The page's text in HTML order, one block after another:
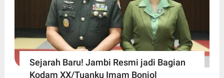
Sejarah Baru! Jambi Resmi jadi Bagian
Kodam XX/Tuanku Imam Bonjol